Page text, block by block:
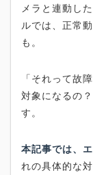
メラと連動し
ルでは、正常
も。
「それって故
対象になるの
す。
本記事では、
れの具体的な